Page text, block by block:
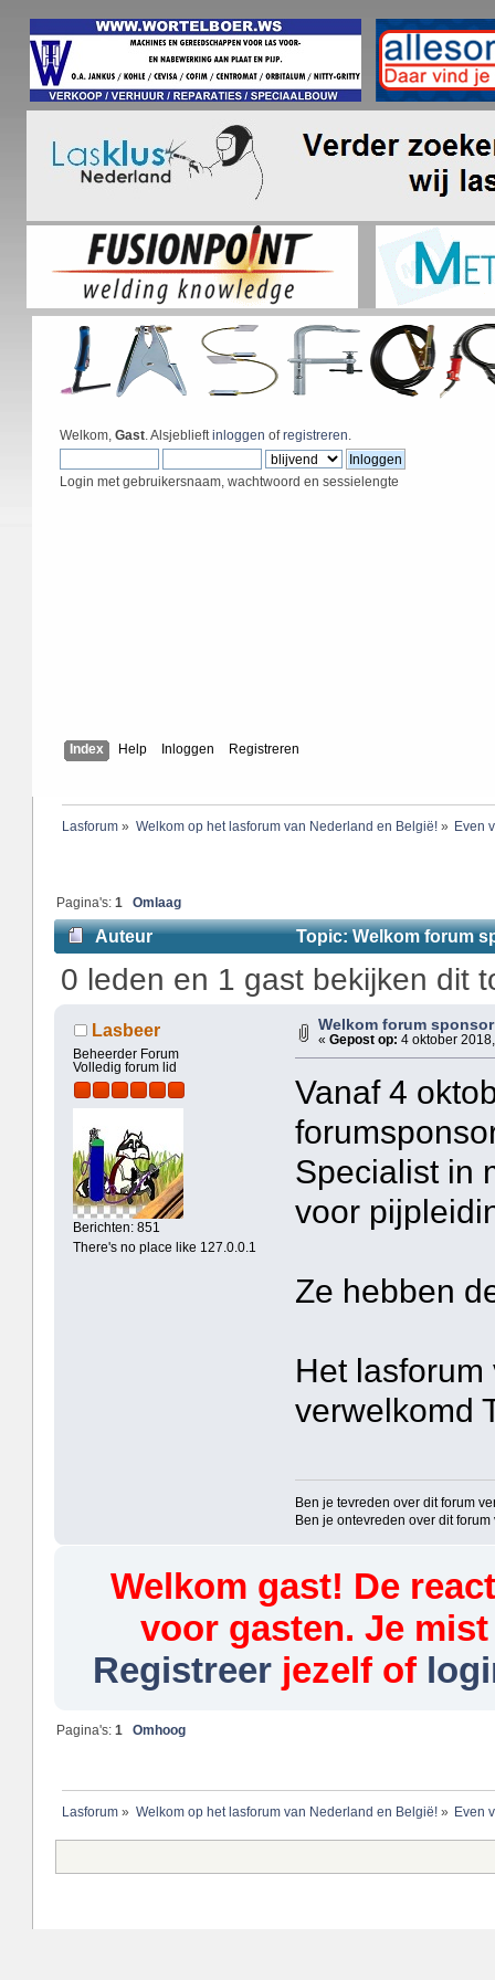
Welkom, Gast. Alsjeblieftinloggen ofregistreren.
Login met gebruikersnaam, wachtwoord en sessielengte
Index Help Inloggen Registreren
Lasforum» Welkom op het lasforum van Nederland en België!» Even
Pagina's:1 Omlaag
Auteur Topic: Welkom forum
0 leden en 1 gast bekijken dit
Lasbeer
Beheerder Forum
Volledig forum lid
Berichten: 851
There's no place like 127.0.0.1
Welkom forum
«Gepost op: 4 oktober
Vanaf 4
Specialist in
voor
Ze hebben
Het
verwelkomd
Ben je tevreden over dit forum
Ben je ontevreden over dit forum
Welkom gast! De
voor gasten. Je
Registreerjezelf of
Pagina's:1 Omhoog
Lasforum» Welkom op het lasforum van Nederland en België!» Even